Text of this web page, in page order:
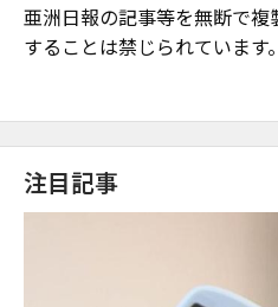
亜洲日報の記事等を無断で
することは禁じられています。
注目記事